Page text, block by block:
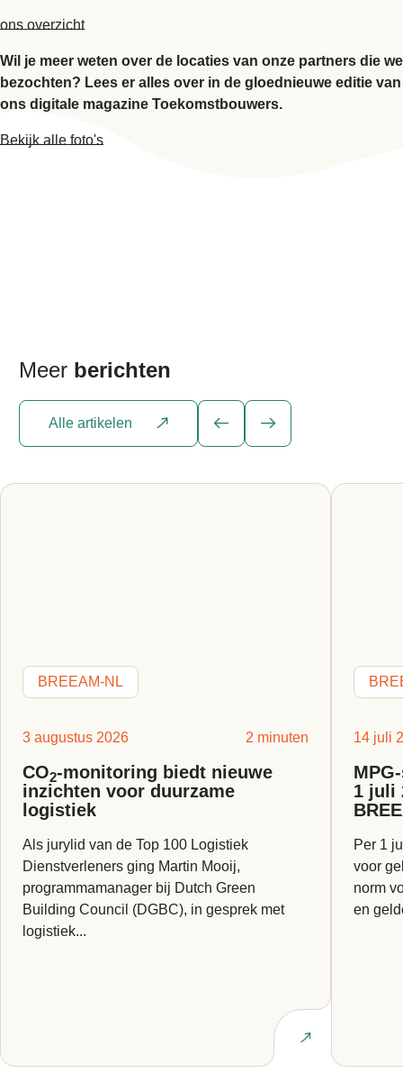
ons overzicht
Wil je meer weten over de locaties van onze partners die we
bezochten? Lees er alles over in de gloednieuwe editie van
ons digitale magazine Toekomstbouwers.
Bekijk alle foto's
Meer berichten
Alle artikelen
BREEAM-NL
3 augustus 2026 2 minuten
CO2-monitoring biedt nieuwe
inzichten voor duurzame
logistiek
Als jurylid van de Top 100 Logistiek
Dienstverleners ging Martin Mooij,
programmamanager bij Dutch Green
Building Council (DGBC), in gesprek met
logistiek...
Lees artikel
14 juli
1 juli
Per 1
voor
norm
en